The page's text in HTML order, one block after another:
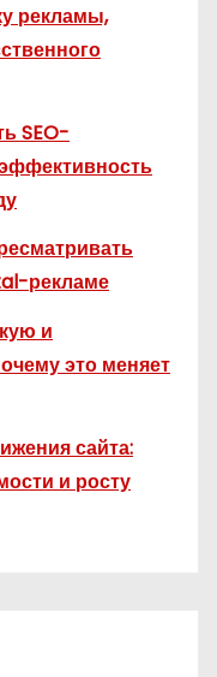
рекламы,
SEO-
рекламе
и
это меняет
сайта:
и росту